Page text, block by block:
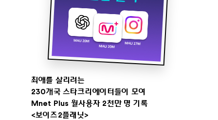
최애를 살리려는
230개국 스타크리에이터들이 모여
Mnet Plus 월사용자 2천만 명 기록
<보이즈2플래닛>